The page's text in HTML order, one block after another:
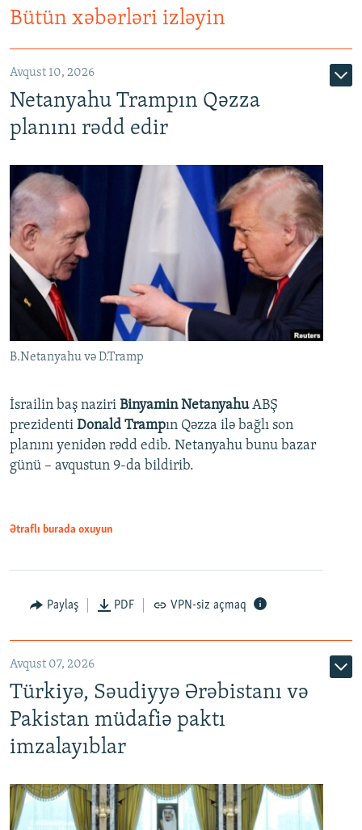
Bütün xəbərləri izləyin
Avqust 10, 2026
Netanyahu Trampın Qəzza
planını rədd edir
B.Netanyahu və D.Tramp
İsrailin baş naziri Binyamin NetanyahuABŞ
prezidenti Donald Trampın Qəzza ilə bağlı son
planını yenidən rədd edib. Netanyahu bunu bazar
günü – avqustun 9-da bildirib.
Ətraflı burada oxuyun
Paylaş PDF VPN-siz açmaq
Avqust 07, 2026
Türkiyə, Səudiyyə Ərəbistanı və
Pakistan müdafiə paktı
imzalayıblar